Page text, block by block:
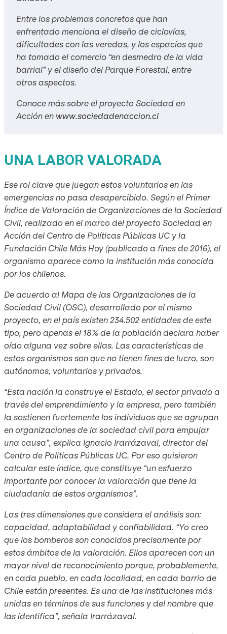
Entre los problemas concretos que han
enfrentado menciona el diseño de ciclovías,
dificultades con las veredas, y los espacios que
ha tomado el comercio “en desmedro de la vida
barrial” y el diseño del Parque Forestal, entre
otros aspectos.
Conoce más sobre el proyecto Sociedad en
Acción en www.sociedadenaccion.cl
UNA LABOR VALORADA
Ese rol clave que juegan estos voluntarios en las
emergencias no pasa desapercibido. Según el Primer
Índice de Valoración de Organizaciones de la Sociedad
Civil, realizado en el marco del proyecto Sociedad en
Acción del Centro de Políticas Públicas UC y la
Fundación Chile Más Hoy (publicado a fines de 2016), el
organismo aparece como la institución más conocida
por los chilenos.
De acuerdo al Mapa de las Organizaciones de la
Sociedad Civil (OSC), desarrollado por el mismo
proyecto, en el país existen 234.502 entidades de este
tipo, pero apenas el 18% de la población declara haber
oído alguna vez sobre ellas. Las características de
estos organismos son que no tienen fines de lucro, son
autónomos, voluntarios y privados.
“Esta nación la construye el Estado, el sector privado a
través del emprendimiento y la empresa, pero también
la sostienen fuertemente los individuos que se agrupan
en organizaciones de la sociedad civil para empujar
una causa”, explica Ignacio Irarrázaval, director del
Centro de Políticas Públicas UC. Por eso quisieron
calcular este índice, que constituye “un esfuerzo
importante por conocer la valoración que tiene la
ciudadanía de estos organismos”.
Las tres dimensiones que considera el análisis son:
capacidad, adaptabilidad y confiabilidad. “Yo creo
que los bomberos son conocidos precisamente por
estos ámbitos de la valoración. Ellos aparecen con un
mayor nivel de reconocimiento porque, probablemente,
en cada pueblo, en cada localidad, en cada barrio de
Chile están presentes. Es una de las instituciones más
unidas en términos de sus funciones y del nombre que
las identifica”, señala Irarrázaval.